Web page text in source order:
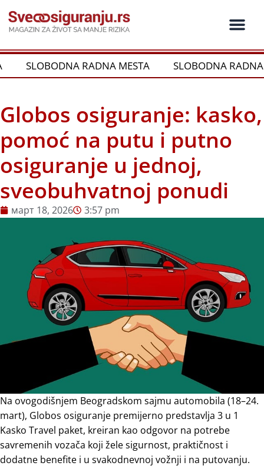
на
садржај
SLOBODNA RADNA MESTA SLOBODNA RADNA
Globos osiguranje: kasko,
pomoć na putu i putno
osiguranje u jednoj,
sveobuhvatnoj ponudi
март 18, 2026 3:57 pm
Na ovogodišnjem Beogradskom sajmu automobila (18–24.
mart), Globos osiguranje premijerno predstavlja 3 u 1
Kasko Travel paket, kreiran kao odgovor na potrebe
savremenih vozača koji žele sigurnost, praktičnost i
dodatne benefite i u svakodnevnoj vožnji i na putovanju.